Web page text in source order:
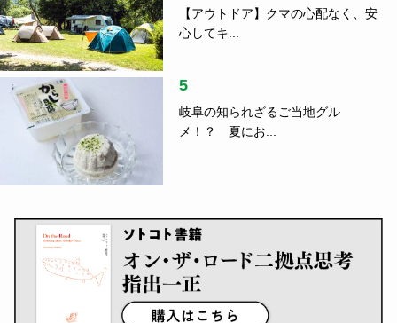
【アウトドア】クマの心配なく、安
心してキ...
5
岐阜の知られざるご当地グル
メ！？ 夏にお...